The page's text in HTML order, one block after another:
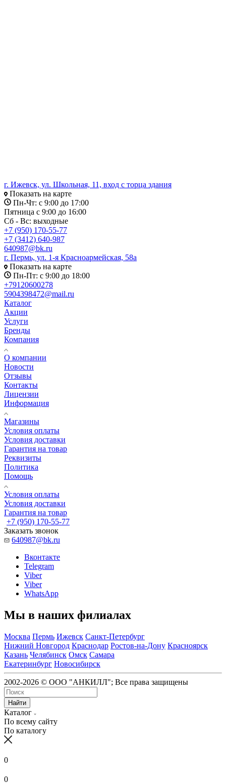
г. Ижевск, ул. Школьная, 11, вход с торца здания
Показать на карте
Пн-Чт: с 9:00 до 17:00
Пятница с 9:00 до 16:00
Сб - Вс: выходные
+7 (950) 170-55-77
+7 (3412) 640-987
640987@bk.ru
г. Пермь, ул. 1-я Красноармейская, 58а
Показать на карте
Пн-Пт: с 9:00 до 18:00
+79120600278
5904398472@mail.ru
Каталог
Акции
Услуги
Бренды
Компания
О компании
Новости
Отзывы
Контакты
Лицензии
Информация
Магазины
Условия оплаты
Условия доставки
Гарантия на товар
Реквизиты
Политика
Помощь
Условия оплаты
Условия доставки
Гарантия на товар
+7 (950) 170-55-77
Заказать звонок
640987@bk.ru
Вконтакте
Telegram
Viber
Viber
WhatsApp
Мы в наших филиалах
Москва Пермь Ижевск Санкт-Петербург
Нижний Новгород Краснодар Ростов-на-Дону Красноярск
Казань Челябинск Омск Самара
Екатеринбург Новосибирск
2002-2026 © ООО "АНКИЛЛ"; Все права защищены
Найти
Каталог
По всему сайту
По каталогу
0
0